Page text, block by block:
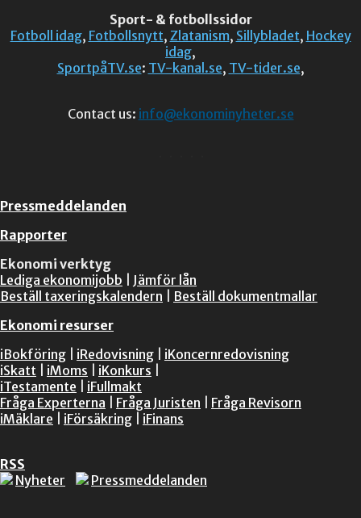
Sport- & fotbollssidor
Fotboll idag, Fotbollsnytt, Zlatanism, Sillybladet, Hockey
idag,
SportpåTV.se: TV-kanal.se, TV-tider.se,
Contact us: info@ekonominyheter.se
Pressmeddelanden
Rapporter
Ekonomi verktyg
Lediga ekonomijobb
Jämför lån
Beställ taxeringskalendern
Beställ dokumentmallar
Ekonomi resurser
iBokföring
iRedovisning
iKoncernredovisning
iSkatt
iMoms iKonkurs
iTestamente
iFullmakt
Fråga Experterna
Fråga Juristen
Fråga Revisorn
iMäklare
iFörsäkring iFinans
RSS
Nyheter
Pressmeddelanden